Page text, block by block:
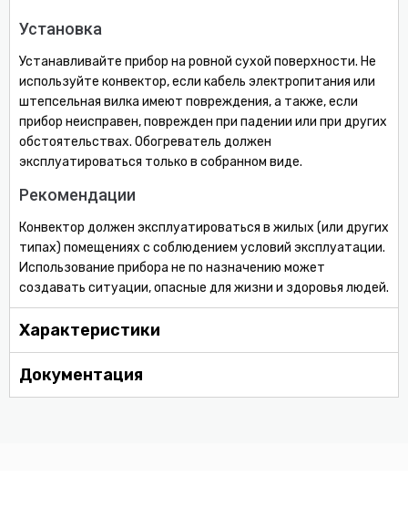
Установка
Устанавливайте прибор на ровной сухой поверхности. Не
используйте конвектор, если кабель электропитания или
штепсельная вилка имеют повреждения, а также, если
прибор неисправен, поврежден при падении или при других
обстоятельствах. Обогреватель должен
эксплуатироваться только в собранном виде.
Рекомендации
Конвектор должен эксплуатироваться в жилых (или других
типах) помещениях с соблюдением условий эксплуатации.
Использование прибора не по назначению может
создавать ситуации, опасные для жизни и здоровья людей.
Характеристики
Документация